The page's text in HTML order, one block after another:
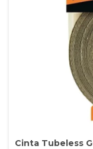
Cinta Tubeless